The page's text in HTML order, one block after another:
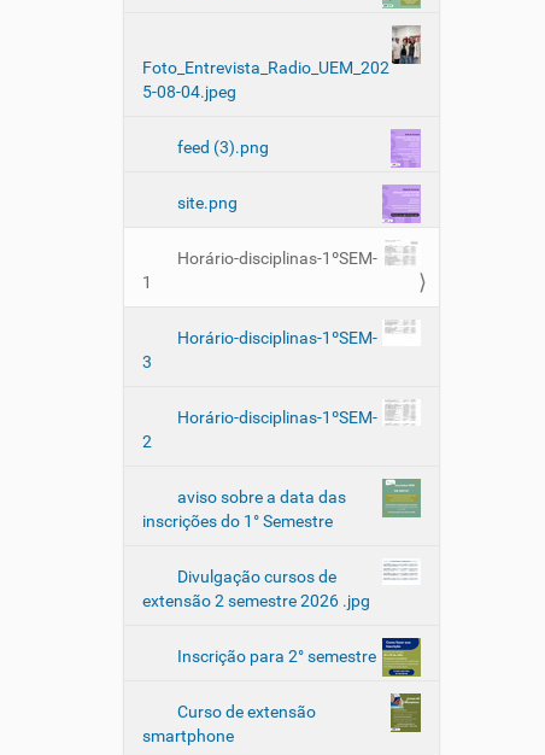
Foto_Entrevista_Radio_UEM_202
5-08-04.jpeg
feed (3).png
site.png
Horário-disciplinas-1ºSEM-
1
Horário-disciplinas-1ºSEM-
3
Horário-disciplinas-1ºSEM-
2
aviso sobre a data das
inscrições do 1° Semestre
Divulgação cursos de
extensão 2 semestre 2026 .jpg
Inscrição para 2° semestre
Curso de extensão
smartphone